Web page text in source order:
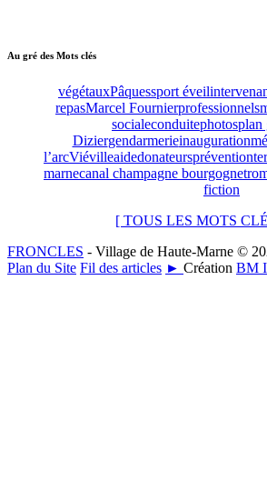
Au gré des Mots clés
végétauxPâquessport éveil
repasMarcel Fournierprofessionnels
socialeconduitephotosplan
Diziergendarmerieinauguration
l’arcViévilleaidedonateursprévention
marnecanal champagne bourgogne
fiction
[ TOUS LES MOTS
FRONCLES - Village de Haute-Marne ©
Plan du Site Fil des articles ► Création BM